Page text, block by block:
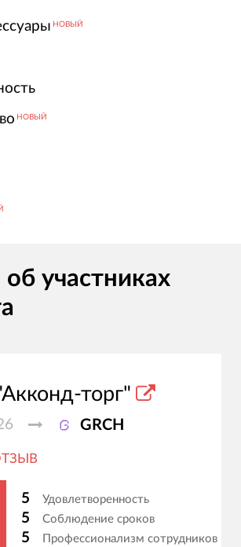
НОВЫЙ
НОВЫЙ
участниках
торг"
GRCH
5 Удовлетворенность
5 Соблюдение сроков
5 Профессионализм сотрудников